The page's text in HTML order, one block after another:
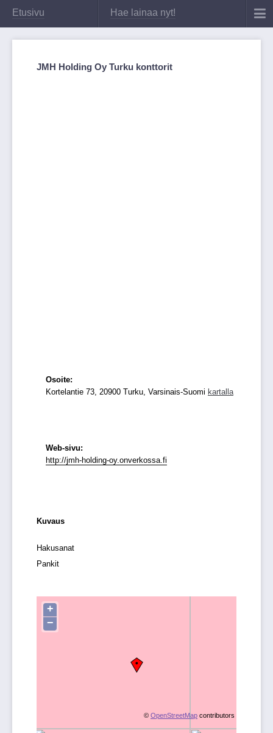
Etusivu Hae lainaa nyt!
JMH Holding Oy Turku konttorit
Osoite:
Kortelantie 73, 20900 Turku, Varsinais-Suomi kartalla
Web-sivu:
http://jmh-holding-oy.onverkossa.fi
Kuvaus
Hakusanat
Pankit
+
−
© OpenStreetMap contributors